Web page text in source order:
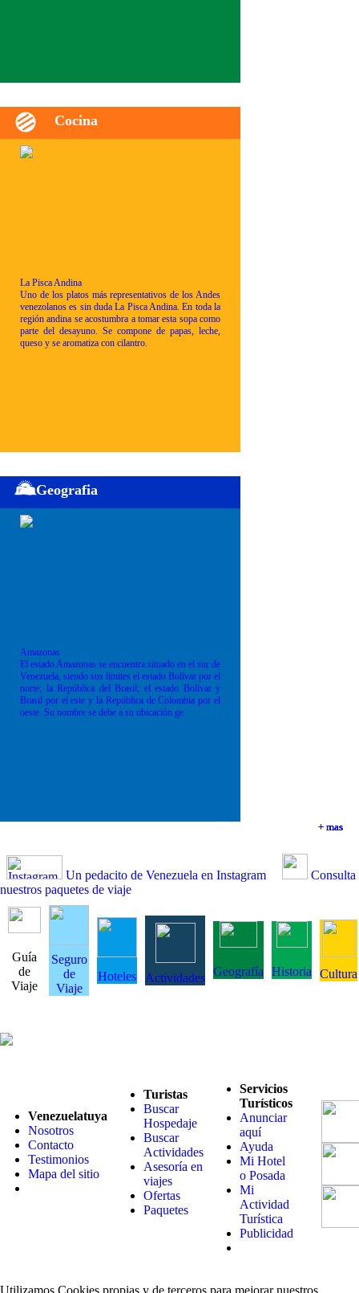
+ mas
+ mas
Cocina
La Pisca Andina
Uno de los platos más representativos de los Andes
venezolanos es sin duda La Pisca Andina. En toda la
región andina se acostumbra a tomar esta sopa como
parte del desayuno. Se compone de papas, leche,
queso y se aromatiza con cilantro.
+ mas
Geografia
Amazonas
El estado Amazonas se encuentra situado en el sur de
Venezuela, siendo sus límites el estado Bolívar por el
norte; la República del Brasil; el estado Bolívar y
Brasil por el este y la República de Colombia por el
oeste. Su nombre se debe a su ubicación ge
+ mas
Un pedacito de Venezuela en Instagram
Consulta
nuestros paquetes de viaje
Guía
de
Viaje
Seguro
de
Viaje
Hoteles Actividades Geografía Historia Cultura
Venezuelatuya
Nosotros
Contacto
Testimonios
Mapa del sitio
Turistas
Buscar
Hospedaje
Buscar
Actividades
Asesoría en
viajes
Ofertas
Paquetes
Servicios
Turísticos
Anunciar
aquí
Ayuda
Mi Hotel
o Posada
Mi
Actividad
Turística
Publicidad
Utilizamos Cookies propias y de terceros para mejorar nuestros